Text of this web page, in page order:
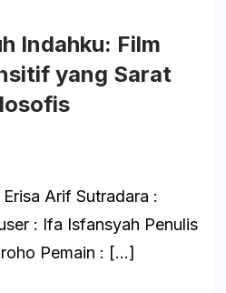
Indahku: Film
yang Sarat
Arif Sutradara :
: Ifa Isfansyah Penulis
Pemain : […]